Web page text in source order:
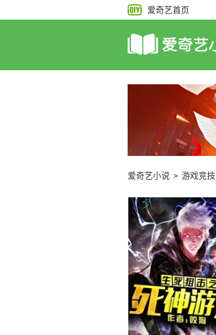
爱奇艺首页
爱奇艺小说 > 游戏竞技